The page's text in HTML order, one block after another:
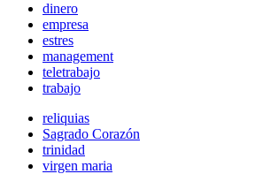
dinero
empresa
estres
management
teletrabajo
trabajo
reliquias
Sagrado Corazón
trinidad
virgen maria